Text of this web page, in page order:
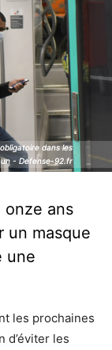
dans les
- Defense-92.fr
dans les
- Defense-92.fr
onze ans
un masque
une
les prochaines
d’éviter les